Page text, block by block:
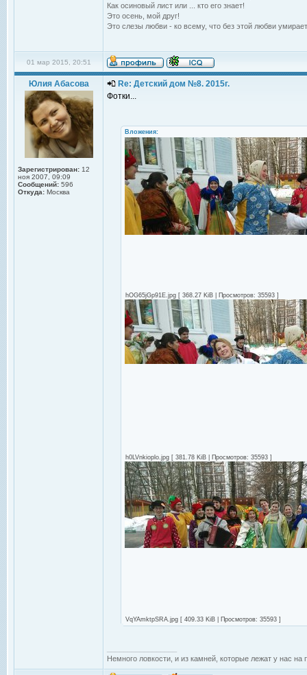
Как осиновый лист или ... кто его знает!
Это осень, мой друг!
Это слезы любви - ко всему, что без этой любви
01 мар 2015, 20:51
Юлия Абасова
Зарегистрирован: 12
ноя 2007, 09:09
Сообщений: 596
Откуда: Москва
Re: Детский дом №8. 2015г.
Фотки...
Вложения:
hOG65jGp91E.jpg [ 368.27 KiB | Просмотров: 35593 ]
h0LVnkioplo.jpg [ 381.78 KiB | Просмотров: 35593 ]
VqYAmktpSRA.jpg [ 409.33 KiB | Просмотров: 35593 ]
Немного ловкости, и из камней, которые лежат у нас на